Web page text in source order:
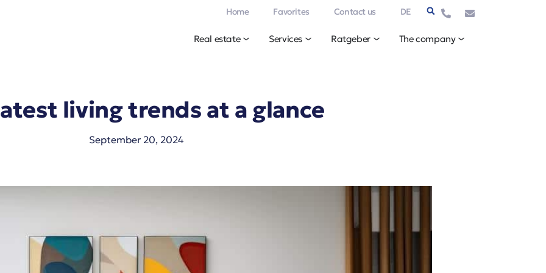
Home Favorites Contact us DE
Real estate Services Ratgeber The company
living trends at a glance
September 20, 2024